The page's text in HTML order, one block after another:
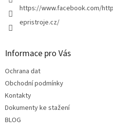
https://www.facebook.com/
epristroje.cz/
Informace pro Vás
Ochrana dat
Obchodní podmínky
Kontakty
Dokumenty ke stažení
BLOG